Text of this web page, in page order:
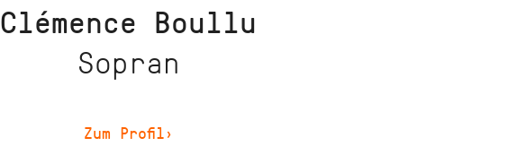
Clémence Boullu
Sopran
Zum Profil›